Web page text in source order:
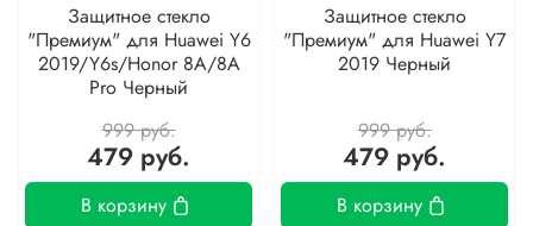
Защитное стекло
"Премиум" для Huawei Y6
2019/Y6s/Honor 8A/8A
Pro Черный
999 руб.
479 руб.
В корзину
Защитное стекло
"Премиум" для Huawei Y7
2019 Черный
999 руб.
479 руб.
В корзину